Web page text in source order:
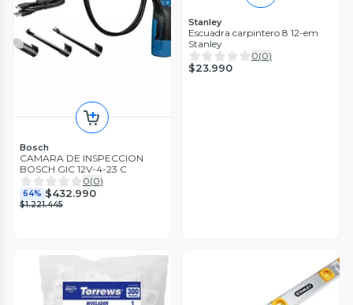
Bosch
CAMARA DE INSPECCION
BOSCH GIC 12V-4-23 C
0(0)
64% $432.990
$1.221.445
Stanley
Escuadra carpintero 8 12-em
Stanley
0(0)
$23.990